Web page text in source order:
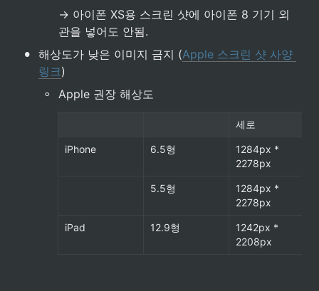
→ 아이폰 XS용 스크린 샷에 아이폰 8 기기 외
관을 넣어도 안됨.
• 해상도가 낮은 이미지 금지 (Apple 스크린 샷 사양
링크)
◦ Apple 권장 해상도
세로
iPhone 6.5형
1284px *
2278px
5.5형
1284px *
2278px
iPad 12.9형
1242px *
2208px